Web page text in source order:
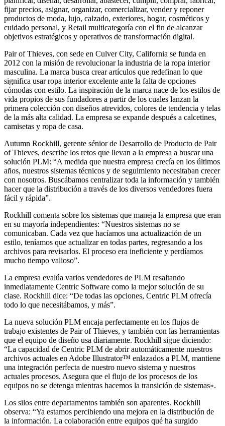
fijar precios, asignar, organizar, comercializar, vender y reponer
productos de moda, lujo, calzado, exteriores, hogar, cosméticos y
cuidado personal, y Retail multicategoría con el fin de alcanzar
objetivos estratégicos y operativos de transformación digital.
Pair of Thieves, con sede en Culver City, California se funda en
2012 con la misión de revolucionar la industria de la ropa interior
masculina. La marca busca crear artículos que redefinan lo que
significa usar ropa interior excelente ante la falta de opciones
cómodas con estilo. La inspiración de la marca nace de los estilos de
vida propios de sus fundadores a partir de los cuales lanzan la
primera colección con diseños atrevidos, colores de tendencia y telas
de la más alta calidad. La empresa se expande después a calcetines,
camisetas y ropa de casa.
Autumn Rockhill, gerente sénior de Desarrollo de Producto de Pair
of Thieves, describe los retos que llevan a la empresa a buscar una
solución PLM: “A medida que nuestra empresa crecía en los últimos
años, nuestros sistemas técnicos y de seguimiento necesitaban crecer
con nosotros. Buscábamos centralizar toda la información y también
hacer que la distribución a través de los diversos vendedores fuera
fácil y rápida”.
Rockhill comenta sobre los sistemas que maneja la empresa que eran
en su mayoría independientes: “Nuestros sistemas no se
comunicaban. Cada vez que hacíamos una actualización de un
estilo, teníamos que actualizar en todas partes, regresando a los
archivos para revisarlos. El proceso era ineficiente y perdíamos
mucho tiempo valioso”.
La empresa evalúa varios vendedores de PLM resaltando
inmediatamente Centric Software como la mejor solución de su
clase. Rockhill dice: “De todas las opciones, Centric PLM ofrecía
todo lo que necesitábamos, y más”.
La nueva solución PLM encaja perfectamente en los flujos de
trabajo existentes de Pair of Thieves, y también con las herramientas
que el equipo de diseño usa diariamente. Rockhill sigue diciendo:
“La capacidad de Centric PLM de abrir automáticamente nuestros
archivos actuales en Adobe Illustrator™ enlazados a PLM, mantiene
una integración perfecta de nuestro nuevo sistema y nuestros
actuales procesos. Asegura que el flujo de los procesos de los
equipos no se detenga mientras hacemos la transición de sistemas».
Los silos entre departamentos también son aparentes. Rockhill
observa: “Ya estamos percibiendo una mejora en la distribución de
la información. La colaboración entre equipos qué ha surgido